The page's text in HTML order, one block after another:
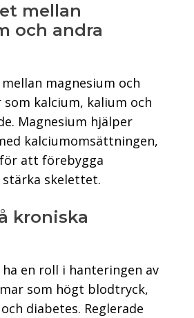
mellan
och andra
magnesium och
kalcium, kalium och
Magnesium hjälper
kalciumomsättningen,
att förebygga
skelettet.
kroniska
en roll i hanteringen av
som högt blodtryck,
diabetes. Reglerade